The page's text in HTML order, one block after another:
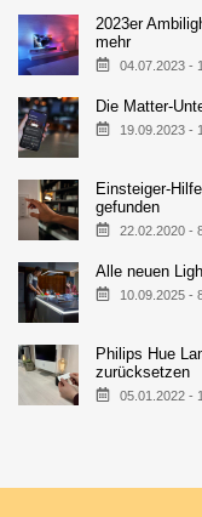
2023er
mehr
04.07.2023 -
Die Matter-
19.09.2023 -
Einsteiger-
gefunden
22.02.2020 -
Alle neuen
10.09.2025 -
Philips Hue
zurücksetzen
05.01.2022 -